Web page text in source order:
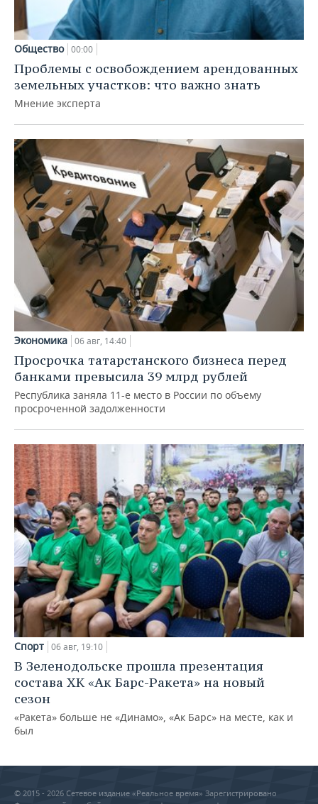
Общество 00:00
Проблемы с освобождением арендованных
земельных участков: что важно знать
Мнение эксперта
Экономика 06 авг, 14:40
Просрочка татарстанского бизнеса перед
банками превысила 39 млрд рублей
Республика заняла 11-е место в России по объему
просроченной задолженности
Спорт 06 авг, 19:10
В Зеленодольске прошла презентация
состава ХК «Ак Барс-Ракета» на новый
сезон
«Ракета» больше не «Динамо», «Ак Барс» на месте, как и
был
© 2015 - 2026 Сетевое издание «Реальное время» Зарегистрировано